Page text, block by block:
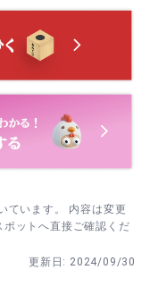
ています。 内容は変更
ットへ直接ご確認くだ
更新日: 2024/09/30